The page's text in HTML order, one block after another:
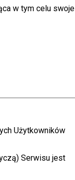
w tym celu swoje
Użytkowników
Serwisu jest